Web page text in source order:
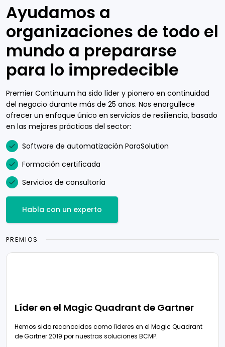
Ayudamos a
organizaciones de todo el
mundo a prepararse
para lo impredecible
Premier Continuum ha sido líder y pionero en continuidad
del negocio durante más de 25 años. Nos enorgullece
ofrecer un enfoque único en servicios de resiliencia, basado
en las mejores prácticas del sector:
Software de automatización ParaSolution
Formación certificada
Servicios de consultoría
Habla con un experto
PREMIOS
Líder en el Magic Quadrant de Gartner
Hemos sido reconocidos como líderes en el Magic Quadrant
de Gartner 2019 por nuestras soluciones BCMP.